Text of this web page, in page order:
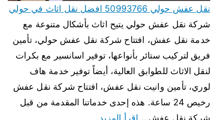
نقل عفش حولي 50993766 افضل نقل اثاث في حولي
شركة نقل عفش حولي يتيح اثاث بأشكال متنوعة مع
خدمة نقل عفش، افتتاح شركة نقل عفش حولي، تأمين
فريق لتركيب ستائر بأنواعها، توفير اسانسير مع بكرات
لنقل الاثاث للطوابق العالية، أيضاً توفير خدمة هاف
لوري، تأمين وانيت نقل عفش، افتتاح شركة نقل عفش
رخيص 24 ساعة. هذه إحدى خدماتنا المقدمة من قبل